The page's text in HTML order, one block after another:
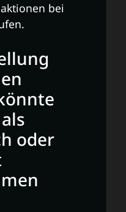
bei
oder